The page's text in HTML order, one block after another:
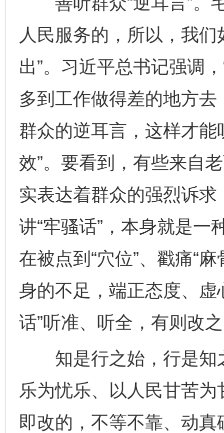
人民服务的，所以，我
出”。习近平总书记强调
多到工作做得差的地方
群众的逆耳言，这样才
效”。要看到，有些来自
实表达着群众的强烈诉
讲“牢骚话”，本身就是一
在被点到“穴位”、戳痛“
身的不足，端正态度、虚
话”听准、听全，有则改
知是行之始，行是知
乐为忧乐、以人民甘苦
即改的，不等不靠、动